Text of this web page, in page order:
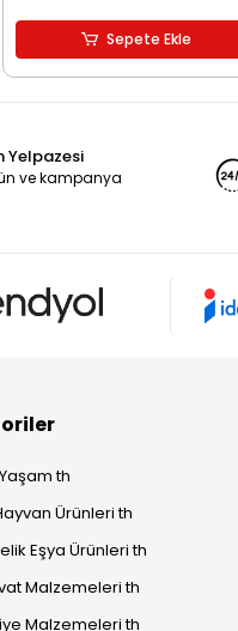
Sepete Ekle
Yelpazesi
ve kampanya
th
Ürünleri th
Eşya Ürünleri th
Malzemeleri th
Malzemeleri th